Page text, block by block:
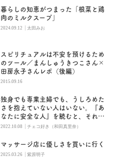
暮らしの知恵がつまった「根菜と鶏
肉のミルクスープ」
2024.09.12 |太田みお
スピリチュアルは不安を預けるため
のツール／まんしゅうきつこさん×
田房永子さんレポ（後編）
2015.09.16
独身でも専業主婦でも、うしろめた
さを抱えていない人はいない。『あ
なたに安全な人』を読むと、それが
わかる。
2022.10.08 |チェコ好き（和田真里奈）
マッサージ店に優しさを買いに行く
2025.03.26 |紫原明子